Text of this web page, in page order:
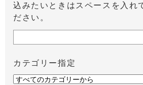
込みたいときはスペースを入れ
ださい。
カテゴリー指定